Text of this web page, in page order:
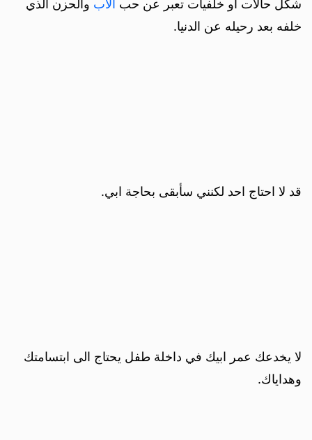
شكل حالات او خلفيات تعبر عن حب الاب والحزن الذي
خلفه بعد رحيله عن الدنيا.
قد لا احتاج احد لكنني سأبقى بحاجة ابي.
لا يخدعك عمر ابيك في داخلة طفل يحتاج الى ابتسامتك
وهداياك.